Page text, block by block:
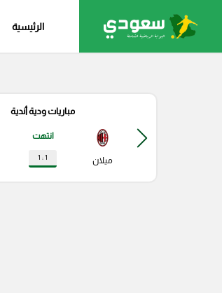
الرئيسية
مباريات ودية أندية
ميلان
انتهت
1 : 1